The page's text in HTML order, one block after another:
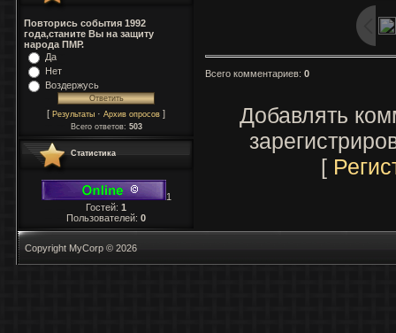
Повторись события 1992
года,станите Вы на защиту
народа ПМР.
Да
Нет
Воздержусь
[ Результаты · Архив опросов ]
Всего ответов: 503
Статистика
1
Гостей: 1
Пользователей: 0
Всего комментариев: 0
Добавлять
[
Copyright MyCorp © 2026